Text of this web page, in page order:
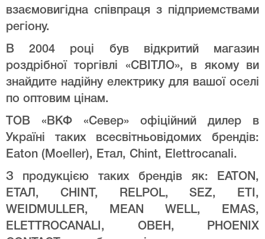
взаємовигідна співпраця з підприемствами
регіону.
В 2004 році був відкритий магазин
роздрібної торгівлі «СВІТЛО», в якому ви
знайдите надійну електрику для вашої оселі
по оптовим цінам.
ТОВ «ВКФ «Север» офіційний дилер в
Україні таких всесвітньовідомих брендів:
Eaton (Moeller), Етал, Chint, Elettrocanali.
З продукцією таких брендів як: EATON,
ЕТАЛ, CHINT, RELPOL, SEZ, ETI,
WEIDMULLER, MEAN WELL, EMAS,
ELETTROCANALI, ОВЕН, PHOENIX